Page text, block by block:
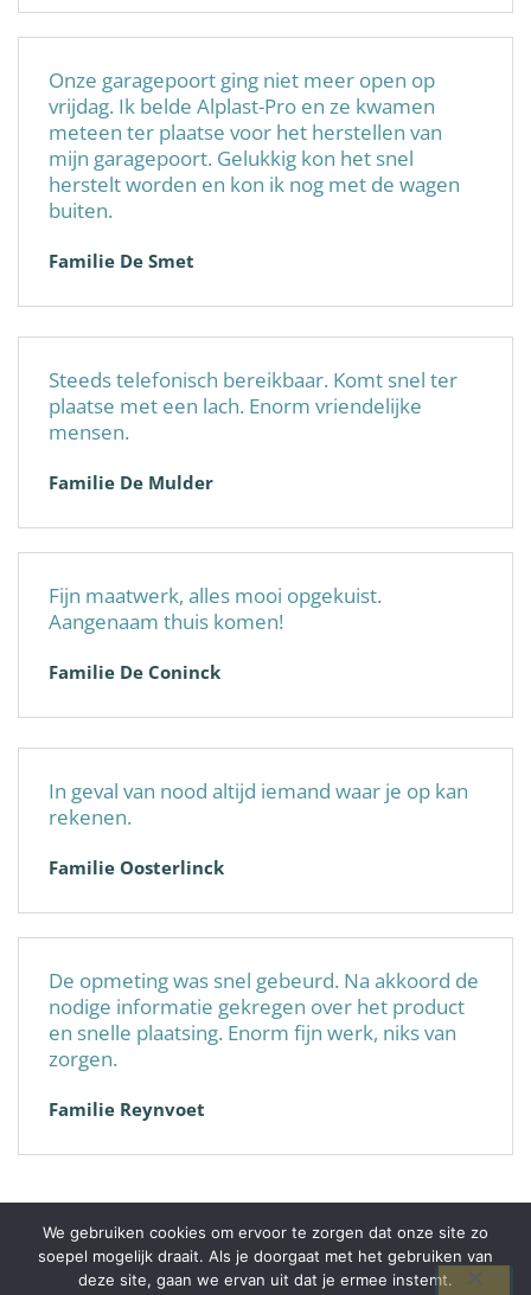
Onze garagepoort ging niet meer open op
vrijdag. Ik belde Alplast-Pro en ze kwamen
meteen ter plaatse voor het herstellen van
mijn garagepoort. Gelukkig kon het snel
herstelt worden en kon ik nog met de wagen
buiten.
Familie De Smet
Steeds telefonisch bereikbaar. Komt snel ter
plaatse met een lach. Enorm vriendelijke
mensen.
Familie De Mulder
Fijn maatwerk, alles mooi opgekuist.
Aangenaam thuis komen!
Familie De Coninck
In geval van nood altijd iemand waar je op kan
rekenen.
Familie Oosterlinck
De opmeting was snel gebeurd. Na akkoord de
nodige informatie gekregen over het product
en snelle plaatsing. Enorm fijn werk, niks van
zorgen.
Familie Reynvoet
© 2026 Alplast-Pro+
BE0738252944
We gebruiken cookies om ervoor te zorgen dat onze site zo
soepel mogelijk draait. Als je doorgaat met het gebruiken van
deze site, gaan we ervan uit dat je ermee instemt.